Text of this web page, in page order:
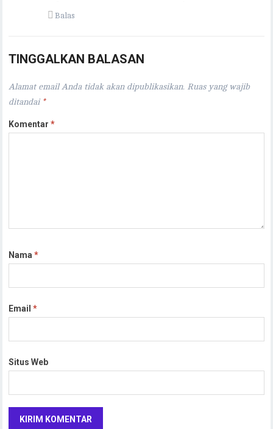
Balas
TINGGALKAN BALASAN
Alamat email Anda tidak akan dipublikasikan. Ruas yang wajib
ditandai *
Komentar*
Nama*
Email*
Situs Web